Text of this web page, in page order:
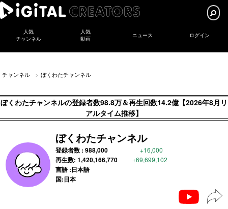
人気
チャンネル
人気
動画
ニュース ログイン
チャンネル ぼくわたチャンネル
ぼくわたチャンネルの登録者数98.8万＆再生回数14.2億【2026年8月リ
アルタイム推移】
ぼくわたチャンネル
登録者数 : 988,000 +16,000
再生数: 1,420,166,770 +69,699,102
言語 :日本語
国:日本